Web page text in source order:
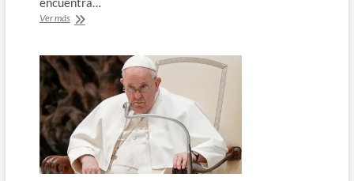
Ver másEl
pide
en
una
carta
el
final
de
los
conflictos